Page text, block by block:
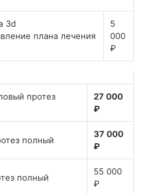
3d
плана лечения
5
000
₽
протез
27 000
₽
полный
37 000
₽
полный
55 000
₽